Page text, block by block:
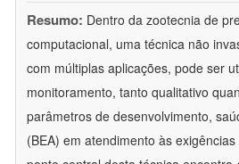
Resumo: Dentro da zootecnia de
computacional, uma técnica não
com múltiplas aplicações, pode ser
monitoramento, tanto qualitativo
parâmetros de desenvolvimento,
(BEA) em atendimento às